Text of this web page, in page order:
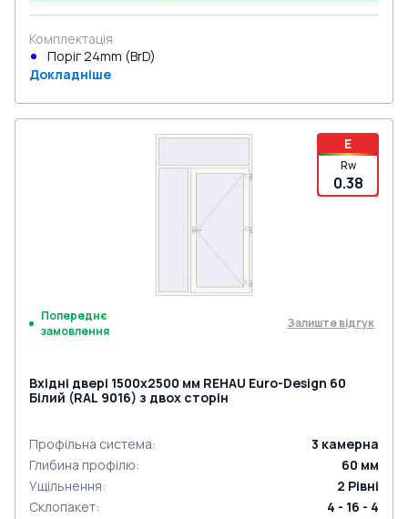
Комплектація
Поріг 24mm (BrD)
Докладніше
E
Rw
0.38
Попереднє
замовлення
Залиште відгук
Вхідні двері 1500x2500 мм REHAU Euro-Design 60
Білий (RAL 9016) з двох сторін
Профільна система: 3 камерна
Глибина профілю: 60 мм
Ущільнення: 2 Рівні
Склопакет: 4 - 16 - 4